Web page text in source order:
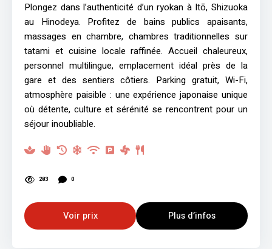
Plongez dans l’authenticité d’un ryokan à Itō, Shizuoka
au Hinodeya. Profitez de bains publics apaisants,
massages en chambre, chambres traditionnelles sur
tatami et cuisine locale raffinée. Accueil chaleureux,
personnel multilingue, emplacement idéal près de la
gare et des sentiers côtiers. Parking gratuit, Wi-Fi,
atmosphère paisible : une expérience japonaise unique
où détente, culture et sérénité se rencontrent pour un
séjour inoubliable.
283 0
Voir prix Plus d’infos